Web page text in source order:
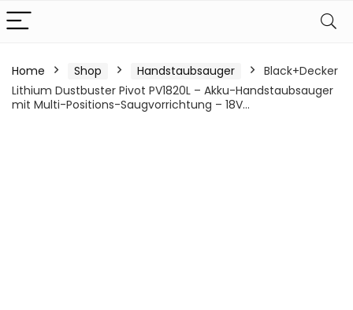
Home Shop Handstaubsauger
Black+Decker
Lithium Dustbuster Pivot PV1820L – Akku-Handstaubsauger
mit Multi-Positions-Saugvorrichtung – 18V…